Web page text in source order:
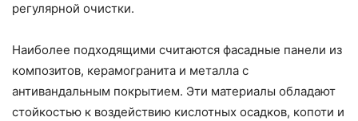
регулярной очистки.
Наиболее подходящими считаются фасадные панели из
композитов, керамогранита и металла с
антивандальным покрытием. Эти материалы обладают
стойкостью к воздействию кислотных осадков, копоти и